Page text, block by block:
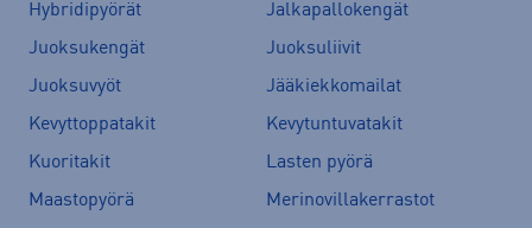
Hybridipyörät
Jalkapallokengät
Juoksukengät
Juoksuliivit
Juoksuvyöt
Jääkiekkomailat
Kevyttoppatakit
Kevytuntuvatakit
Kuoritakit
Lasten pyörä
Maastopyörä
Merinovillakerrastot